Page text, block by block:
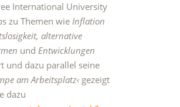
International University
zu Themen wie Inflation
alternative
und Entwicklungen
und dazu parallel seine
am Arbeitsplatz‹ gezeigt
dazu